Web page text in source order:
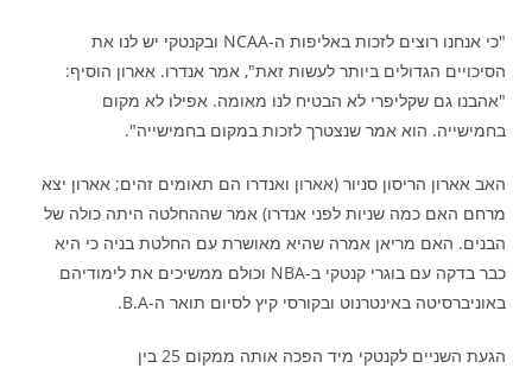
"כי אנחנו רוצים לזכות באליפות ה-NCAA ובקנטקי יש לנו את
הסיכויים הגדולים ביותר לעשות זאת", אמר אנדרו. אארון הוסיף:
"אהבנו גם שקליפרי לא הבטיח לנו מאומה. אפילו לא מקום
בחמישייה. הוא אמר שנצטרך לזכות במקום בחמישייה".
האב אארון הריסון סניור (אארון ואנדרו הם תאומים זהים; אארון יצא
מרחם האם כמה שניות לפני אנדרו) אמר שההחלטה היתה כולה של
הבנים. האם מריאן אמרה שהיא מאושרת עם החלטת בניה כי היא
כבר בדקה עם בוגרי קנטקי ב-NBA וכולם ממשיכים את לימודיהם
באוניברסיטה באינטרנוט ובקורסי קיץ לסיום תואר ה-B.A.
הגעת השניים לקנטקי מיד הפכה אותה ממקום 25 בין